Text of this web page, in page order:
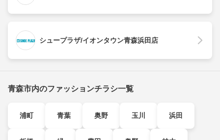
シュープラザ/イオンタウン青森浜田店
青森市内のファッションチラシ一覧
浦町 青葉 奥野 玉川 浜田